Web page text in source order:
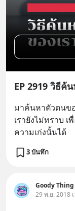
EP 2919 วิธีค้
มาค้นหาตัวตนข
เรายังไม่ทราบ เ
ความเก่งนั้นได้
3 บันทึก
Goody Thing
29 พ.ย. 2018